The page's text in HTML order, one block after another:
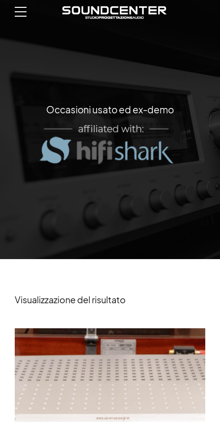
Occasioni usato ed ex-demo
Visualizzazione del risultato